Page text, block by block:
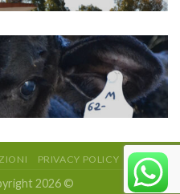
PRIVACY POLICY
2026 ©